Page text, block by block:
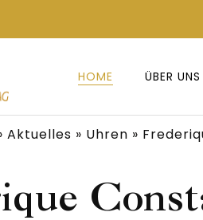
HOME ÜBER UNS
Aktuelles » Uhren »